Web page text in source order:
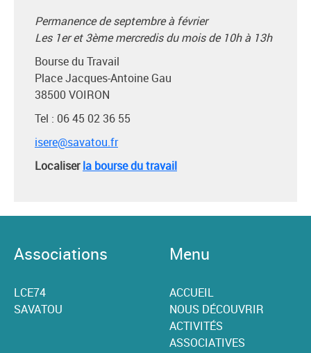
Permanence de septembre à février
Les 1er et 3ème mercredis du mois de 10h à 13h
Bourse du Travail
Place Jacques-Antoine Gau
38500 VOIRON
Tel : 06 45 02 36 55
isere@savatou.fr
Localiserla bourse du travail
Associations
LCE74
SAVATOU
Menu
ACCUEIL
NOUS DÉCOUVRIR
ACTIVITÉS
ASSOCIATIVES